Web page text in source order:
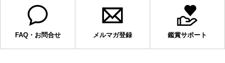
FAQ・お問合せ メルマガ登録 鑑賞サポート